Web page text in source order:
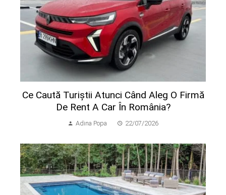
Ce Caută Turiștii Atunci Când Aleg O Firmă
De Rent A Car În România?
Adina Popa 22/07/2026